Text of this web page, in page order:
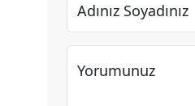
Adınız Soyadınız
Yorumunuz